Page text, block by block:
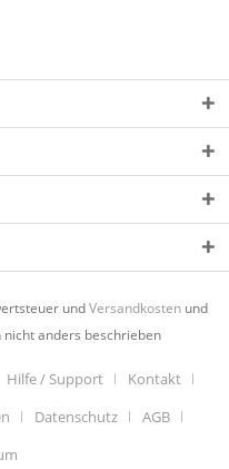
undVersandkostenund
anders beschrieben
Hilfe / Support
Kontakt
Datenschutz
AGB